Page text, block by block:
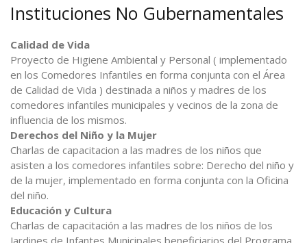
Instituciones No Gubernamentales
Calidad de Vida
Proyecto de Higiene Ambiental y Personal ( implementado
en los Comedores Infantiles en forma conjunta con el Área
de Calidad de Vida ) destinada a niños y madres de los
comedores infantiles municipales y vecinos de la zona de
influencia de los mismos.
Derechos del Niño y la Mujer
Charlas de capacitacion a las madres de los niños que
asisten a los comedores infantiles sobre: Derecho del niño y
de la mujer, implementado en forma conjunta con la Oficina
del niño.
Educación y Cultura
Charlas de capacitación a las madres de los niños de los
Jardines de Infantes Municipales beneficiarios del Programa